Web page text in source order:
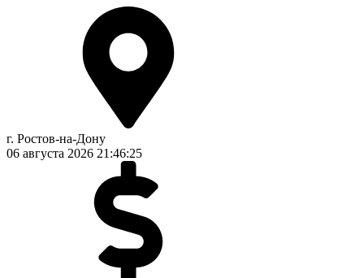
г. Ростов-на-Дону
06 августа 2026 21:46:26